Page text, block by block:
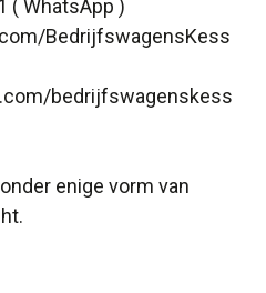
( WhatsApp )
BedrijfswagensKess
bedrijfswagenskess
enige vorm van